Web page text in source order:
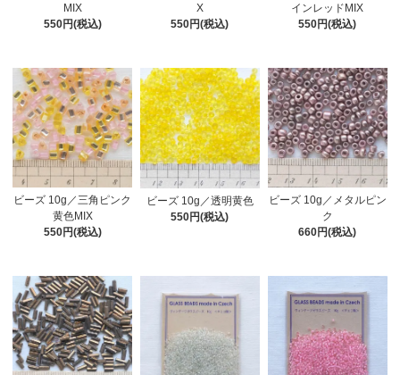
MIX
550円(税込)
X
550円(税込)
インレッドMIX
550円(税込)
ビーズ 10g／三角ピンク
黄色MIX
550円(税込)
ビーズ 10g／透明黄色
550円(税込)
ビーズ 10g／メタルピン
ク
660円(税込)